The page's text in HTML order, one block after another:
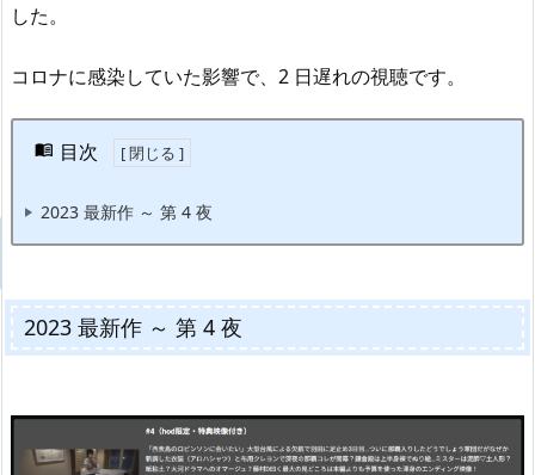
した。
コロナに感染していた影響で、2 日遅れの視聴です。
目次
2023 最新作 ～ 第 4 夜
2023 最新作 ～ 第 4 夜